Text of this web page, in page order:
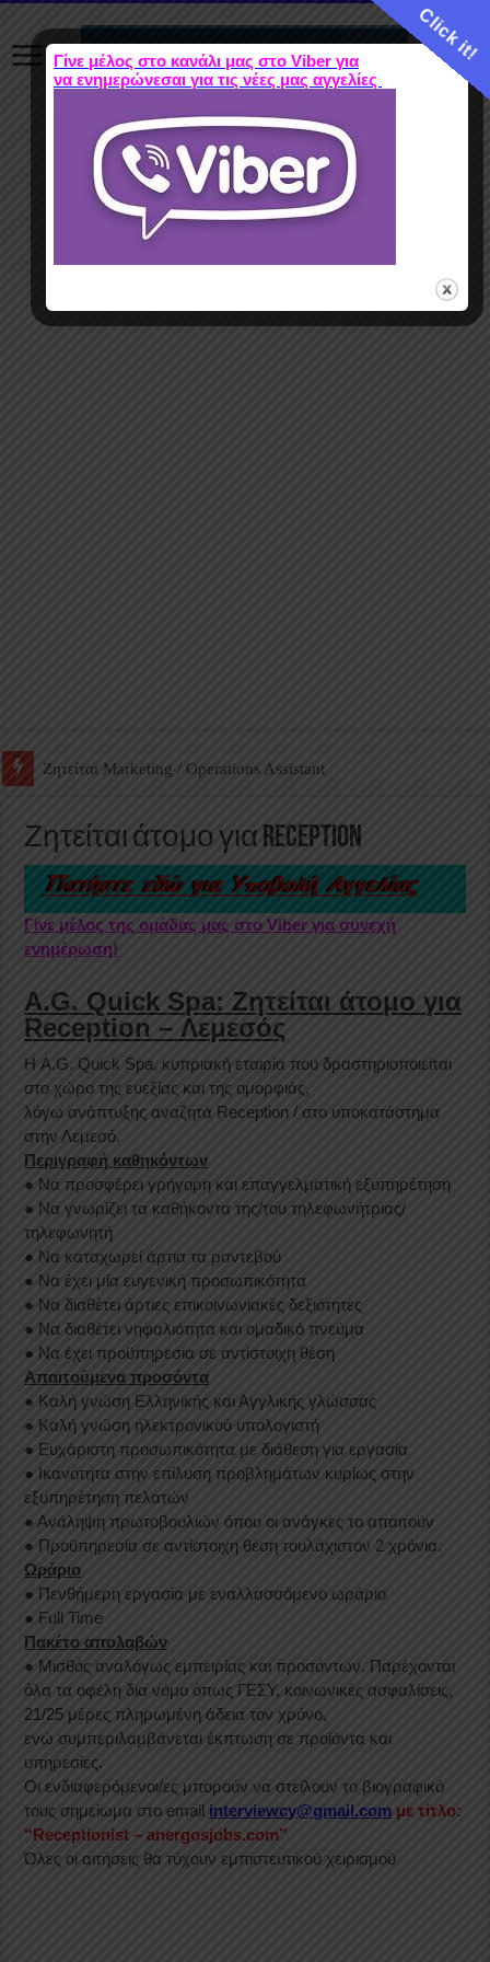
Ζητείται Βοηθός Αποθήκης σε Φαρμακείο
Ζητείται άτομο για Reception
Γίνε μέλος της ομάδας μας στο Viber για συνεχή
ενημέρωση!
A.G. Quick Spa: Ζητείται άτομο για
Reception – Λεμεσός
Η A.G. Quick Spa, κυπριακή εταιρία που δραστηριοποιείται
στο χώρο της ευεξίας και της ομορφιάς,
λόγω ανάπτυξης αναζητά Reception / στο υποκατάστημα
στην Λεμεσό.
Περιγραφή καθηκόντων
● Να προσφέρει γρήγορη και επαγγελματική εξυπηρέτηση
● Να γνωρίζει τα καθήκοντα της/του τηλεφωνήτριας/
τηλεφωνητή
● Να καταχωρεί άρτια τα ραντεβού
● Να έχει μία ευγενική προσωπικότητα
● Να διαθέτει άρτιες επικοινωνιακές δεξιότητες
● Να διαθέτει νηφαλιότητα και ομαδικό πνεύμα
● Να έχει προϋπηρεσία σε αντίστοιχη θέση
Απαιτούμενα προσόντα
● Καλή γνώση Ελληνικής και Αγγλικής γλώσσας
● Καλή γνώση ηλεκτρονικού υπολογιστή
● Ευχάριστη προσωπικότητα με διάθεση για εργασία
● Ικανότητα στην επίλυση προβλημάτων κυρίως στην
εξυπηρέτηση πελατών
● Ανάληψη πρωτοβουλιών όπου οι ανάγκες το απαιτούν
● Προϋπηρεσία σε αντίστοιχη θέση τουλάχιστον 2 χρόνια.
Ωράριο
● Πενθήμερη εργασία με εναλλασσόμενο ωράριο
● Full Time
Πακέτο απολαβών
● Μισθός αναλόγως εμπειρίας και προσόντων. Παρέχονται
όλα τα οφέλη δια νόμο όπως ΓΕΣΥ, κοινωνικές ασφαλίσεις,
21/25 μέρες πληρωμένη άδεια τον χρόνο,
ενώ συμπεριλαμβάνεται έκπτωση σε προϊόντα και
υπηρεσίες.
Οι ενδιαφερόμενοι/ες μπορούν να στείλουν το βιογραφικό
τους σημείωμα στο email interviewcy@gmail.com με τίτλο:
“Receptionist – anergosjobs.com”
Όλες οι αιτήσεις θα τύχουν εμπιστευτικού χειρισμού
Click it!
Γίνε μέλος στο κανάλι μας στο Viber για
να ενημερώνεσαι για τις νέες μας αγγελίες